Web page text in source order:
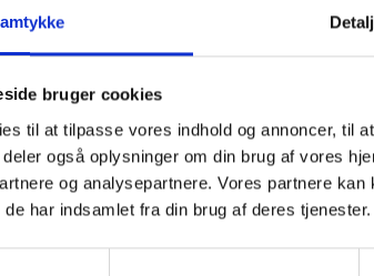
bruger cookies
til at tilpasse vores indhold og annoncer, til
også oplysninger om din brug af vores
og analysepartnere. Vores partnere
har indsamlet fra din brug af deres tjenester.
Historie og